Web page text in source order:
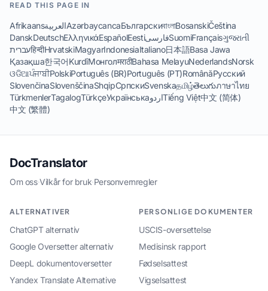
READ THIS PAGE IN
AfrikaansالعربيةAzərbaycancaБългарскиবাংলাBosanskiČeština
DanskDeutschΕλληνικάEspañolEestiفارسیSuomiFrançaisગુજરાતી
עבריתहिन्दीHrvatskiMagyarIndonesiaItaliano日本語Basa Jawa
Қазақша한국어KurdîМонголमराठीBahasa MelayuNederlandsNorsk
ଓଡିଆਪੰਜਾਬੀPolskiPortuguês (BR)Português (PT)RomânăРусский
SlovenčinaSlovenščinaShqipСрпскиSvenskaதமிழ்తెలుగుภาษาไทย
TürkmenlerTagalogTürkçeУкраїнськаاردوTiếng Việt中文 (简体)
中文 (繁體)
DocTranslator
Om oss·Vilkår for bruk·Personvernregler
ALTERNATIVER
ChatGPT alternativ
Google Oversetter alternativ
DeepL dokumentoversetter
Yandex Translate Alternative
PERSONLIGE DOKUMENTER
USCIS-oversettelse
Medisinsk rapport
Fødselsattest
Vigselsattest